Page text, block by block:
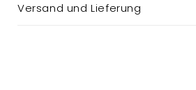
Versand und Lieferung